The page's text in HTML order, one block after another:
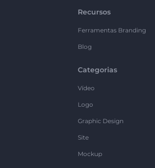
Recursos
Ferramentas Branding
Blog
Categorias
Vídeo
Logo
Graphic Design
Site
Mockup